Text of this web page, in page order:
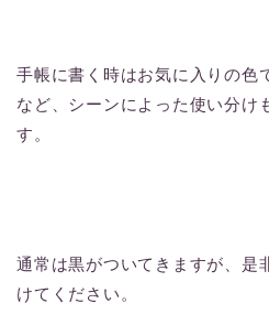
手帳に書く時はお気に入りの色
など、シーンによった使い分け
す。
通常は黒がついてきますが、是
けてください。